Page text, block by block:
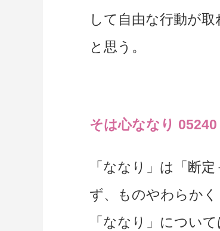
して自由な行動が
と思う。
そは心ななり 05240
「ななり」は「断
ず、ものやわらか
「ななり」につい